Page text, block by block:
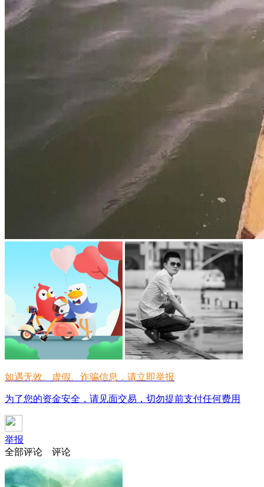
如遇无效、虚假、诈骗信息，请立即举报
为了您的资金安全，请见面交易，切勿提前支付任何费用
举报
全部评论
评论